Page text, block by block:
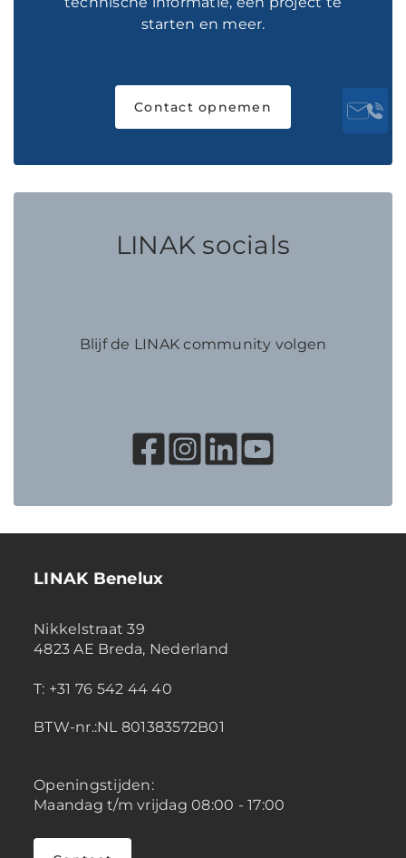
starten en meer.
Contact opnemen
LINAK socials
Blijf de LINAK community volgen
LINAK Benelux
Nikkelstraat 39
4823 AE Breda, Nederland
T: +31 76 542 44 40
BTW-nr.:NL 801383572B01
Openingstijden:
Maandag t/m vrijdag 08:00 - 17:00